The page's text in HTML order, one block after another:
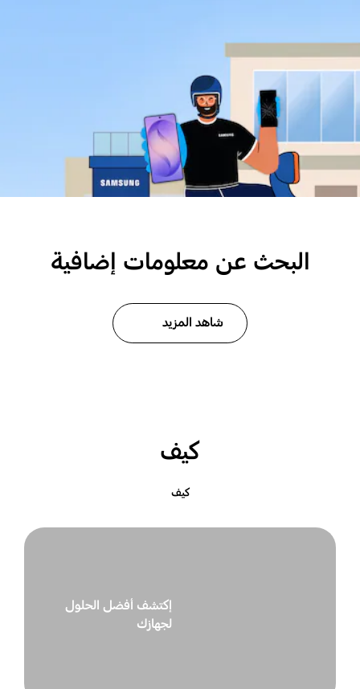
البحث عن معلومات إضافية
شاهد المزيد
كيف
كيف
إكتشف أفضل الحلول
لجهازك